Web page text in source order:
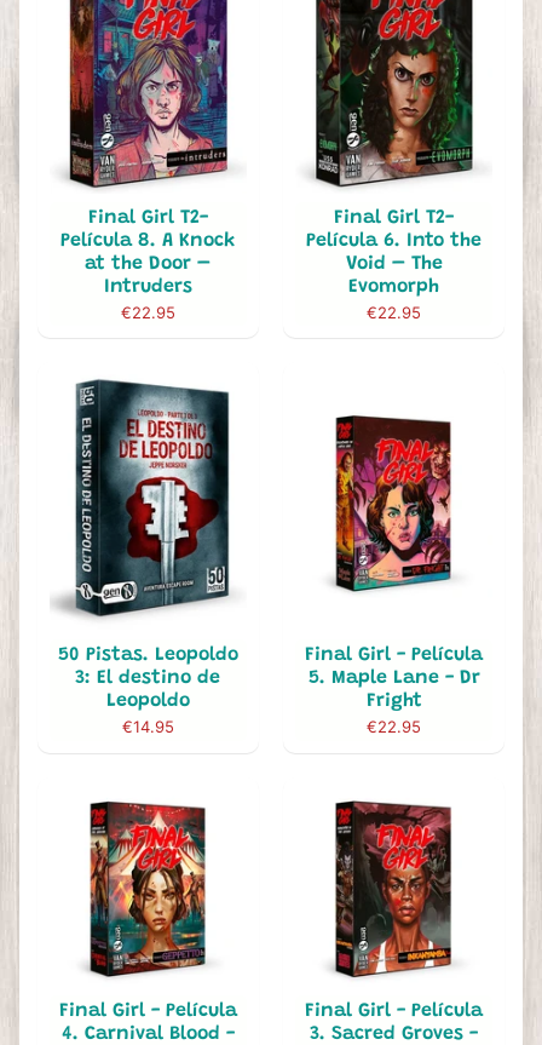
Final Girl T2-
Película 8. A Knock
at the Door –
Intruders
€22.95
Final Girl T2-
Película 6. Into the
Void – The
Evomorph
€22.95
50 Pistas. Leopoldo
3: El destino de
Leopoldo
€14.95
Final Girl - Película
5. Maple Lane - Dr
Fright
€22.95
Final Girl - Película
4. Carnival Blood -
Final Girl - Película
3. Sacred Groves -